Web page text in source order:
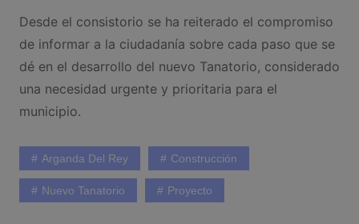
Desde el consistorio se ha reiterado el compromiso
de informar a la ciudadanía sobre cada paso que se
dé en el desarrollo del nuevo Tanatorio, considerado
una necesidad urgente y prioritaria para el
municipio.
Arganda Del Rey Construcción
Nuevo Tanatorio Proyecto